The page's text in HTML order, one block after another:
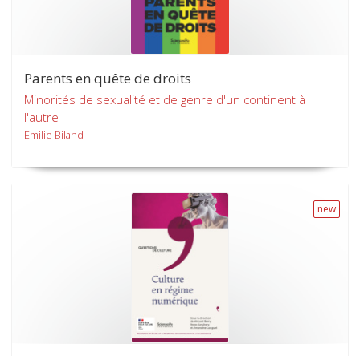
Parents en quête de droits
Minorités de sexualité et de genre d'un continent à
l'autre
Emilie Biland
new